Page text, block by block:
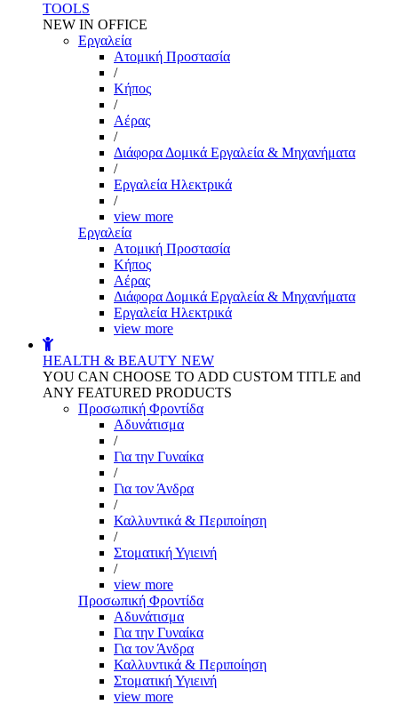
TOOLS
NEW IN OFFICE
Εργαλεία
Aτομική Προστασία
/
Kήπος
/
Αέρας
/
Διάφορα Δομικά Εργαλεία & Μηχανήματα
/
Εργαλεία Ηλεκτρικά
/
view more
Εργαλεία
Aτομική Προστασία
Kήπος
Αέρας
Διάφορα Δομικά Εργαλεία & Μηχανήματα
Εργαλεία Ηλεκτρικά
view more
HEALTH & BEAUTY NEW
YOU CAN CHOOSE TO ADD CUSTOM TITLE and
ANY FEATURED PRODUCTS
Προσωπική Φροντίδα
Αδυνάτισμα
/
Για την Γυναίκα
/
Για τον Άνδρα
/
Καλλυντικά & Περιποίηση
/
Στοματική Υγιεινή
/
view more
Προσωπική Φροντίδα
Αδυνάτισμα
Για την Γυναίκα
Για τον Άνδρα
Καλλυντικά & Περιποίηση
Στοματική Υγιεινή
view more